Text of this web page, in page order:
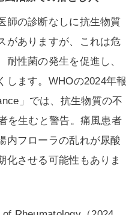
師の診断なしに抗生物質
がありますが、これは危
性菌の発生を促進し、
します。WHOの2024年報
」では、抗生物質の不
を生むと警告。痛風患者
内フローラの乱れが尿酸
化させる可能性もありま